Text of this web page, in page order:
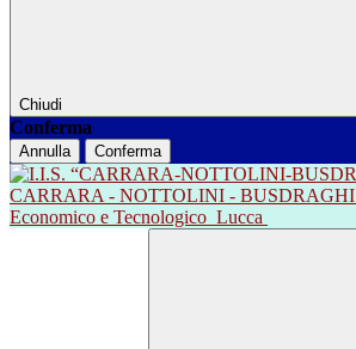
Chiudi
Conferma
Annulla Conferma
CARRARA - NOTTOLINI - BUSDRAGHI
Economico e Tecnologico Lucca